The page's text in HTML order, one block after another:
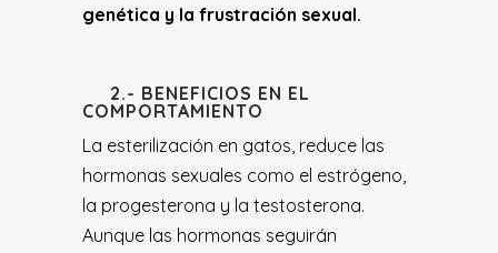
genética y la frustración sexual.
2.- BENEFICIOS EN EL
COMPORTAMIENTO
La esterilización en gatos, reduce las
hormonas sexuales como el estrógeno,
la progesterona y la testosterona.
Aunque las hormonas seguirán